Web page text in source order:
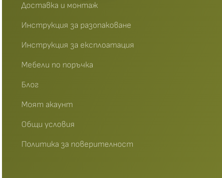
Доставка и монтаж
Инструкция за разопаковане
Инструкция за експлоатация
Мебели по поръчка
Блог
Моят акаунт
Общи условия
Политика за поверителност